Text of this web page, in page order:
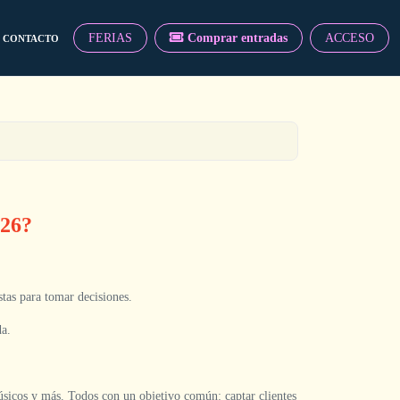
CONTACTO FERIAS Comprar entradas ACCESO
para tomar decisiones.
y más. Todos con un objetivo común: captar clientes